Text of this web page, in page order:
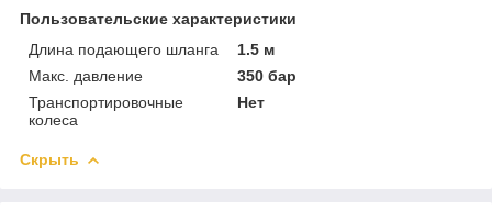
Пользовательские характеристики
Длина подающего шланга
1.5 м
Макс. давление
350 бар
Транспортировочные
колеса
Нет
Скрыть